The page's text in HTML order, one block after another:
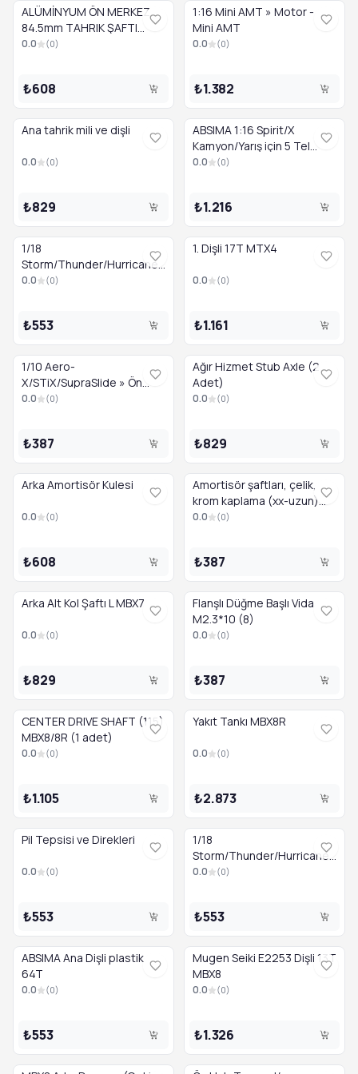
ALÜMİNYUM ÖN MERKEZ
84.5mm TAHRIK ŞAFTI
ULTIMATE
0.0 (0)
₺608
1:16 Mini AMT » Motor -
Mini AMT
0.0 (0)
₺1.382
Ana tahrik mili ve dişli
0.0 (0)
₺829
ABSIMA 1:16 Spirit/X
Kamyon/Yarış için 5 Tel
Servo
0.0 (0)
₺1.216
1/18
Storm/Thunder/Hurricane
» Tekerlek Tahrik Milleri (2
0.0 (0)
₺553
1. Dişli 17T MTX4
0.0 (0)
₺1.161
1/10 Aero-
X/STiX/SupraSlide » Ön
Kanat
0.0 (0)
₺387
Ağır Hizmet Stub Axle (2
Adet)
0.0 (0)
₺829
Arka Amortisör Kulesi
0.0 (0)
₺608
Amortisör şaftları, çelik,
krom kaplama (xx-uzun)
(2)
0.0 (0)
₺387
Arka Alt Kol Şaftı L MBX7
0.0 (0)
₺829
Flanşlı Düğme Başlı Vida
M2.3*10 (8)
0.0 (0)
₺387
CENTER DRIVE SHAFT (115)
MBX8/8R (1 adet)
0.0 (0)
₺1.105
Yakıt Tankı MBX8R
0.0 (0)
₺2.873
Pil Tepsisi ve Direkleri
0.0 (0)
₺553
1/18
Storm/Thunder/Hurricane
» L/R Arka Rulmanlar
0.0 (0)
₺553
ABSIMA Ana Dişli plastik
64T
0.0 (0)
₺553
Mugen Seiki E2253 Dişli 13T
MBX8
0.0 (0)
₺1.326